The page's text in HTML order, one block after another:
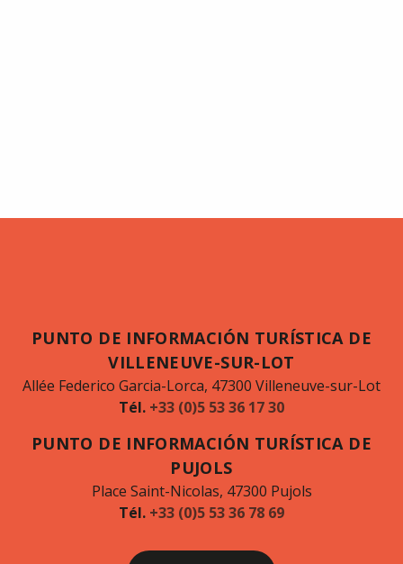
PUNTO DE INFORMACIÓN TURÍSTICA DE
VILLENEUVE-SUR-LOT
Allée Federico Garcia-Lorca, 47300 Villeneuve-sur-Lot
Tél. +33 (0)5 53 36 17 30
PUNTO DE INFORMACIÓN TURÍSTICA DE
PUJOLS
Place Saint-Nicolas, 47300 Pujols
Tél. +33 (0)5 53 36 78 69